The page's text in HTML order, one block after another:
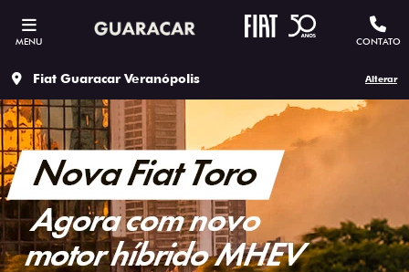
MENU CONTATO
Fiat Guaracar Veranópolis Alterar